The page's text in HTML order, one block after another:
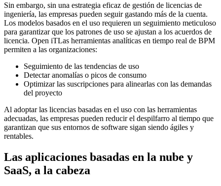
Sin embargo, sin una estrategia eficaz de gestión de licencias de
ingeniería, las empresas pueden seguir gastando más de la cuenta.
Los modelos basados en el uso requieren un seguimiento meticuloso
para garantizar que los patrones de uso se ajustan a los acuerdos de
licencia. Open iTLas herramientas analíticas en tiempo real de BPM
permiten a las organizaciones:
Seguimiento de las tendencias de uso
Detectar anomalías o picos de consumo
Optimizar las suscripciones para alinearlas con las demandas
del proyecto
Al adoptar las licencias basadas en el uso con las herramientas
adecuadas, las empresas pueden reducir el despilfarro al tiempo que
garantizan que sus entornos de software sigan siendo ágiles y
rentables.
Las aplicaciones basadas en la nube y
SaaS, a la cabeza